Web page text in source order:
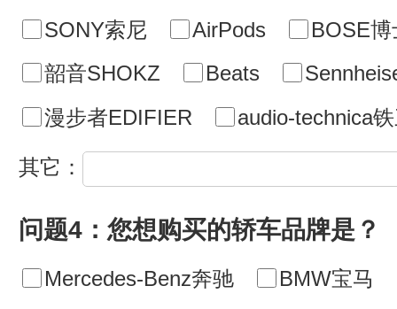
SONY索尼 AirPods
BOSE博
韶音SHOKZ
Beats
漫步者EDIFIER
audio-technica
其它：
问题4：您想购买的轿车品牌是？
Mercedes-Benz奔驰
BMW宝马